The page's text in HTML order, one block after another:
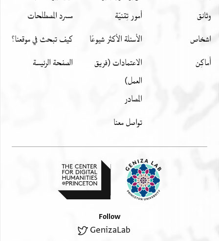
וכתבת וצולאתך ען אשמום פאללה
תעאלי יגמע אלשמל בך קריב אן שא
אללה תבארך ותעאלי ולא תקטע כתבך
עני פאני אלקא להם סל. . תקארב חצורך
ואלסלאם ושלום הדרת(!) יגדל ושלום כל
חמודיו יגדל לעד ושלום כל הנלוים
קד בעת לי כת[אב
טלב אן אסתע[מ]ל
وثائق
اشخاص
أَماكِن
أمور تِقنيّة
الأسئلة الأكثر شيوعًا
الاعتمادات (فريق
العمل)
المصادر
تواصل معنا
مسرد المصطلحات
كيف تبحث في موقعنا؟
الصفحة الرئيسة
Follow
GenizaLab